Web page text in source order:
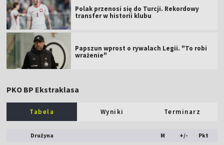
Polak przenosi się do Turcji. Rekordowy
transfer w historii klubu
Papszun wprost o rywalach Legii. "To robi
wrażenie"
PKO BP Ekstraklasa
Tabela Wyniki Terminarz
Drużyna M +/- Pkt